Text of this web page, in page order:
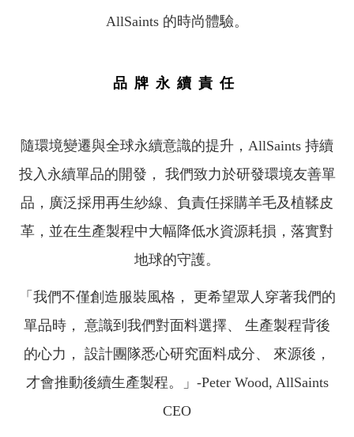
AllSaints 的時尚體驗。
品牌永續責任
隨環境變遷與全球永續意識的提升，AllSaints 持續
投入永續單品的開發， 我們致力於研發環境友善單
品，廣泛採用再生紗線、負責任採購羊毛及植鞣皮
革，並在生產製程中大幅降低水資源耗損，落實對
地球的守護。
「我們不僅創造服裝風格， 更希望眾人穿著我們的
單品時， 意識到我們對面料選擇、 生產製程背後
的心力， 設計團隊悉心研究面料成分、 來源後，
才會推動後續生產製程。」-Peter Wood, AllSaints
CEO